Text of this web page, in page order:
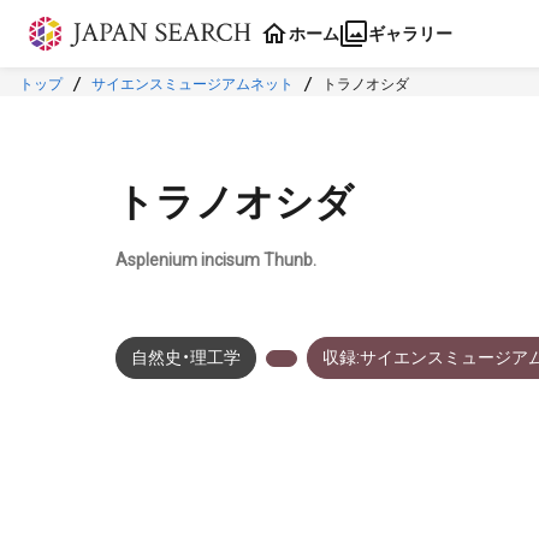
本文に飛ぶ
ホーム ギャラリー
トップ サイエンスミュージアムネット トラノオシダ
トラノオシダ
Asplenium incisum Thunb.
自然史・理工学 収録:サイエンスミュージア